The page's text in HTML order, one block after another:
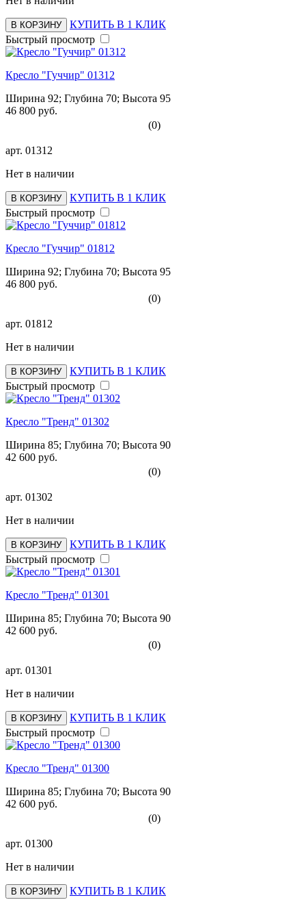
В КОРЗИНУ
КУПИТЬ В 1 КЛИК
Быстрый просмотр
Кресло "Гуччир" 01312
Ширина 92; Глубина 70; Высота 95
46 800 руб.
(0)
арт. 01312
Нет в наличии
В КОРЗИНУ
КУПИТЬ В 1 КЛИК
Быстрый просмотр
Кресло "Гуччир" 01812
Ширина 92; Глубина 70; Высота 95
46 800 руб.
(0)
арт. 01812
Нет в наличии
В КОРЗИНУ
КУПИТЬ В 1 КЛИК
Быстрый просмотр
Кресло "Тренд" 01302
Ширина 85; Глубина 70; Высота 90
42 600 руб.
(0)
арт. 01302
Нет в наличии
В КОРЗИНУ
КУПИТЬ В 1 КЛИК
Быстрый просмотр
Кресло "Тренд" 01301
Ширина 85; Глубина 70; Высота 90
42 600 руб.
(0)
арт. 01301
Нет в наличии
В КОРЗИНУ
КУПИТЬ В 1 КЛИК
Быстрый просмотр
Кресло "Тренд" 01300
Ширина 85; Глубина 70; Высота 90
42 600 руб.
(0)
арт. 01300
Нет в наличии
В КОРЗИНУ
КУПИТЬ В 1 КЛИК